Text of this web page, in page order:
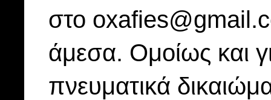
στο
άμεσα. Ομοίως και
πνευματικά